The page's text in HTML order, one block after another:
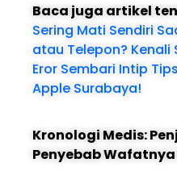
Baca juga artikel
Sering Mati Sendiri
atau Telepon? Kenali
Eror Sembari Intip
Apple Surabaya!
Kronologi Medis:
Penyebab Wafatnya